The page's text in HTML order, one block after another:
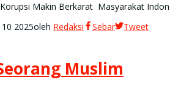
Makin Berkarat Masyarakat
10 2025oleh Redaksi Sebar Tweet
Muslim